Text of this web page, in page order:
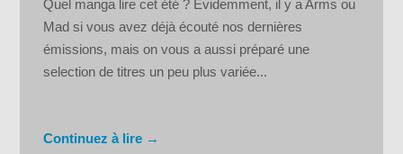
Quel manga lire cet été ? Evidemment, il y a Arms ou
Mad si vous avez déjà écouté nos dernières
émissions, mais on vous a aussi préparé une
selection de titres un peu plus variée...
Continuez à lire →